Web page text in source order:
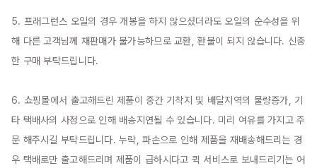
5. 프래그런스 오일의 경우 개봉을 하지 않으셨더라도 오일의 순수성을 위
해 다른 고객님께 재판매가 불가능하므로 교환, 환불이 되지 않습니다. 신중
한 구매 부탁드립니다.
6. 쇼핑몰에서 출고해드린 제품이 중간 기착지 및 배달지역의 물량증가, 기
타 택배사의 사정으로 인해 배송지연될 수 있습니다. 미리 여유를 가지고 주
문 해주시길 부탁드립니다. 누락, 파손으로 인해 제품을 재배송해드리는 경
우 택배로만 출고해드리며 제품이 급하시다고 퀵 서비스로 보내드리기는 어